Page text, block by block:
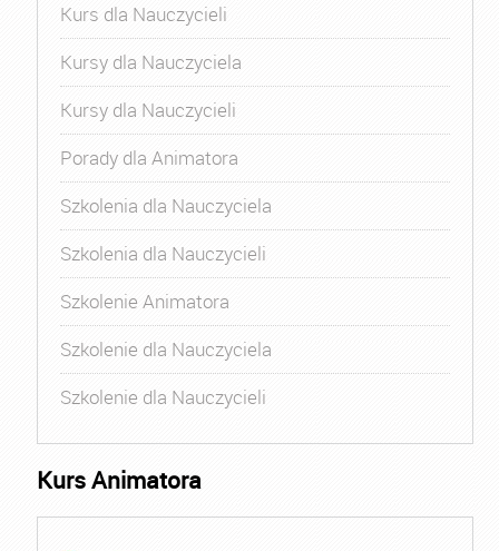
Kurs dla Nauczycieli
Kursy dla Nauczyciela
Kursy dla Nauczycieli
Porady dla Animatora
Szkolenia dla Nauczyciela
Szkolenia dla Nauczycieli
Szkolenie Animatora
Szkolenie dla Nauczyciela
Szkolenie dla Nauczycieli
Kurs Animatora